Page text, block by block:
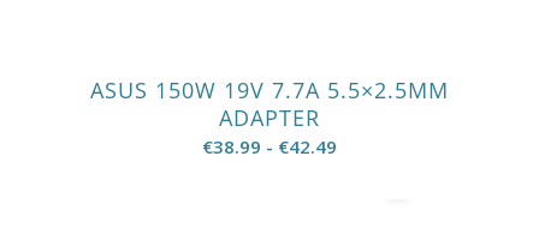
ASUS 150W 19V 7.7A 5.5×2.5MM
ADAPTER
€38.99 - €42.49Prijsklasse: